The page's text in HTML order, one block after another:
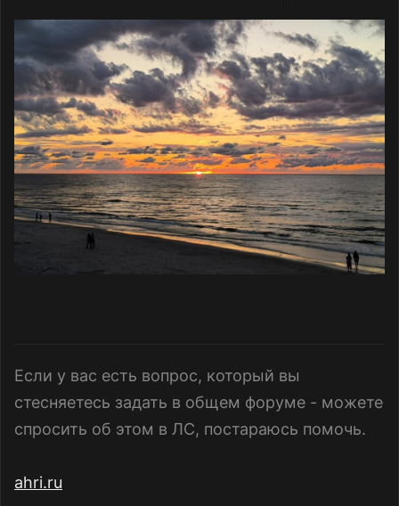
Если у вас есть вопрос, который вы
стесняетесь задать в общем форуме - можете
спросить об этом в ЛС, постараюсь помочь.
ahri.ru